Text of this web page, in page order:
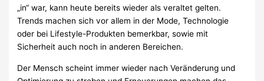
„in“ war, kann heute bereits wieder als veraltet gelten.
Trends machen sich vor allem in der Mode, Technologie
oder bei Lifestyle-Produkten bemerkbar, sowie mit
Sicherheit auch noch in anderen Bereichen.
Der Mensch scheint immer wieder nach Veränderung und